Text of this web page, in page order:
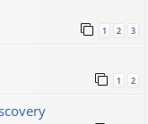
1 2 3
1 2